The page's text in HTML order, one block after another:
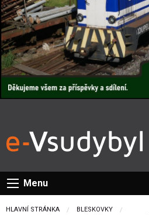
Menu
HLAVNÍ STRÁNKA
BLESKOVKY